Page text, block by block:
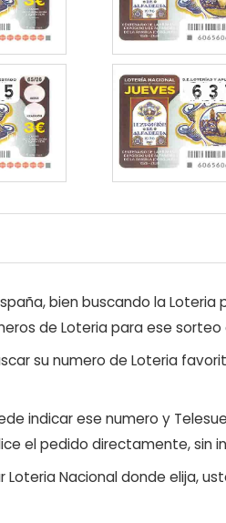
bien buscando la
de Loteria para ese
su numero de Loteria
indicar ese numero y
el pedido directamente, sin
Loteria Nacional donde elija,